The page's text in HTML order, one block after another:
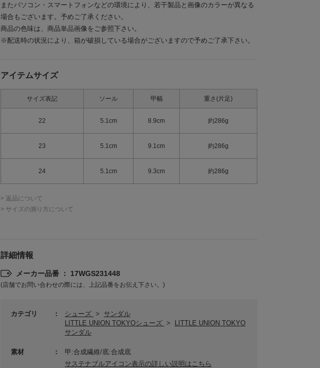
またパソコン・スマートフォンなどの環境により、若干製品と画像のカラーが異なる
場合もございます。予めご了承ください。
商品の色味は、商品単品画像をご参照下さい。
※配送時の状況により、箱が破損している場合がございますので予めご了承下さい。
アイテムサイズ
サイズ表記 ソール 甲幅 重さ(片足)
22 5.1cm 8.9cm 約286g
23 5.1cm 9.1cm 約286g
24 5.1cm 9.3cm 約286g
> 返品について
> サイズの測り方について
詳細情報
メーカー品番 ： 17WGS231448
(店舗でお問い合わせの際には、上記品番をお伝え下さい。)
カテゴリ シューズ >
サンダル
LITTLE UNION TOKYOシューズ >
LITTLE UNION TOKYO
サンダル
素材
甲:合成繊維/底:合成底
サステナブルアイコン表示の詳しい説明はこちら